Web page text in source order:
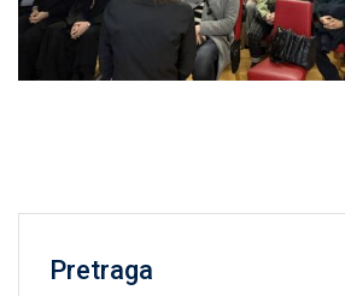
Pretraga